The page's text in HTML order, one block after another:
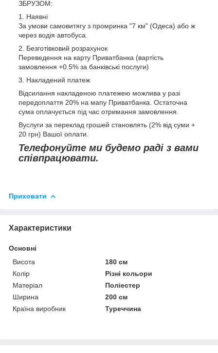
ЗБРУЗОМ:
1. Наявні
За умови самовитягу з промринка "7 км" (Одеса) або ж
через водія автобуса.
2. Безготівковий розрахунок
Переведення на карту Приватбанка (вартість
замовлення +0.5% за банківські послуги)
3. Накладений платеж
Відсилання накладеною платежею можлива у разі
передоплаття 20% на мапу Приватбанка. Остаточна
сума оплачується під час отримання замовлення.
Вуслуги за переклад грошей становлять (2% від суми +
20 грн) Вашої оплати.
Телефонуйте ми будемо раді з вами
співпрацювати.
Приховати
Характеристики
Основні
Висота
180 см
Колір
Різні кольори
Матеріал
Поліестер
Ширина
200 см
Країна виробник
Туреччина